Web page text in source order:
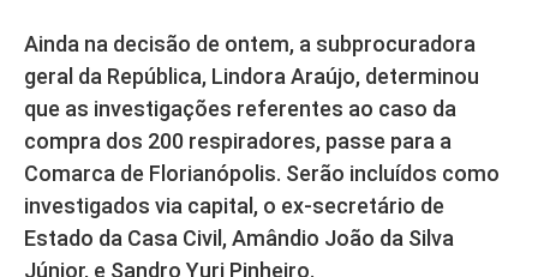
Ainda na decisão de ontem, a subprocuradora
geral da República, Lindora Araújo, determinou
que as investigações referentes ao caso da
compra dos 200 respiradores, passe para a
Comarca de Florianópolis. Serão incluídos como
investigados via capital, o ex-secretário de
Estado da Casa Civil, Amândio João da Silva
Júnior, e Sandro Yuri Pinheiro.